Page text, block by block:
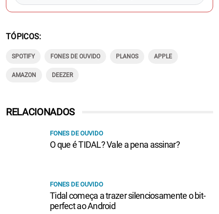
TÓPICOS
SPOTIFY FONES DE OUVIDO PLANOS APPLE
AMAZON DEEZER
RELACIONADOS
FONES DE OUVIDO
O que é TIDAL? Vale a pena assinar?
FONES DE OUVIDO
Tidal começa a trazer silenciosamente o bit-
perfect ao Android